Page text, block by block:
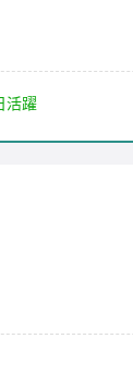
活躍